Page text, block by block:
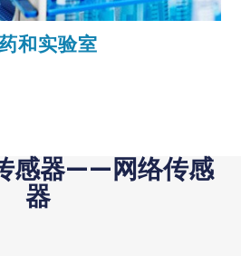
和实验室
感器——网络传感
器